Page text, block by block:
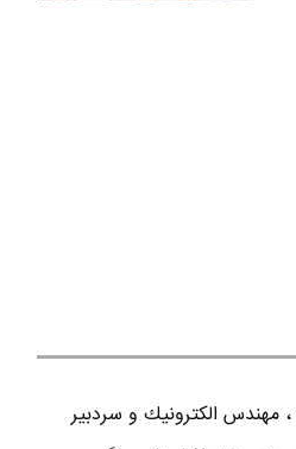
مهندس الكترونيك و سردبير